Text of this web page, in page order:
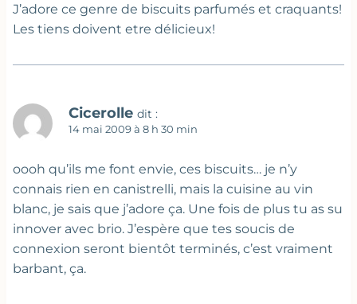
J’adore ce genre de biscuits parfumés et craquants!
Les tiens doivent etre délicieux!
Cicerolle dit :
14 mai 2009 à 8 h 30 min
oooh qu’ils me font envie, ces biscuits… je n’y
connais rien en canistrelli, mais la cuisine au vin
blanc, je sais que j’adore ça. Une fois de plus tu as su
innover avec brio. J’espère que tes soucis de
connexion seront bientôt terminés, c’est vraiment
barbant, ça.